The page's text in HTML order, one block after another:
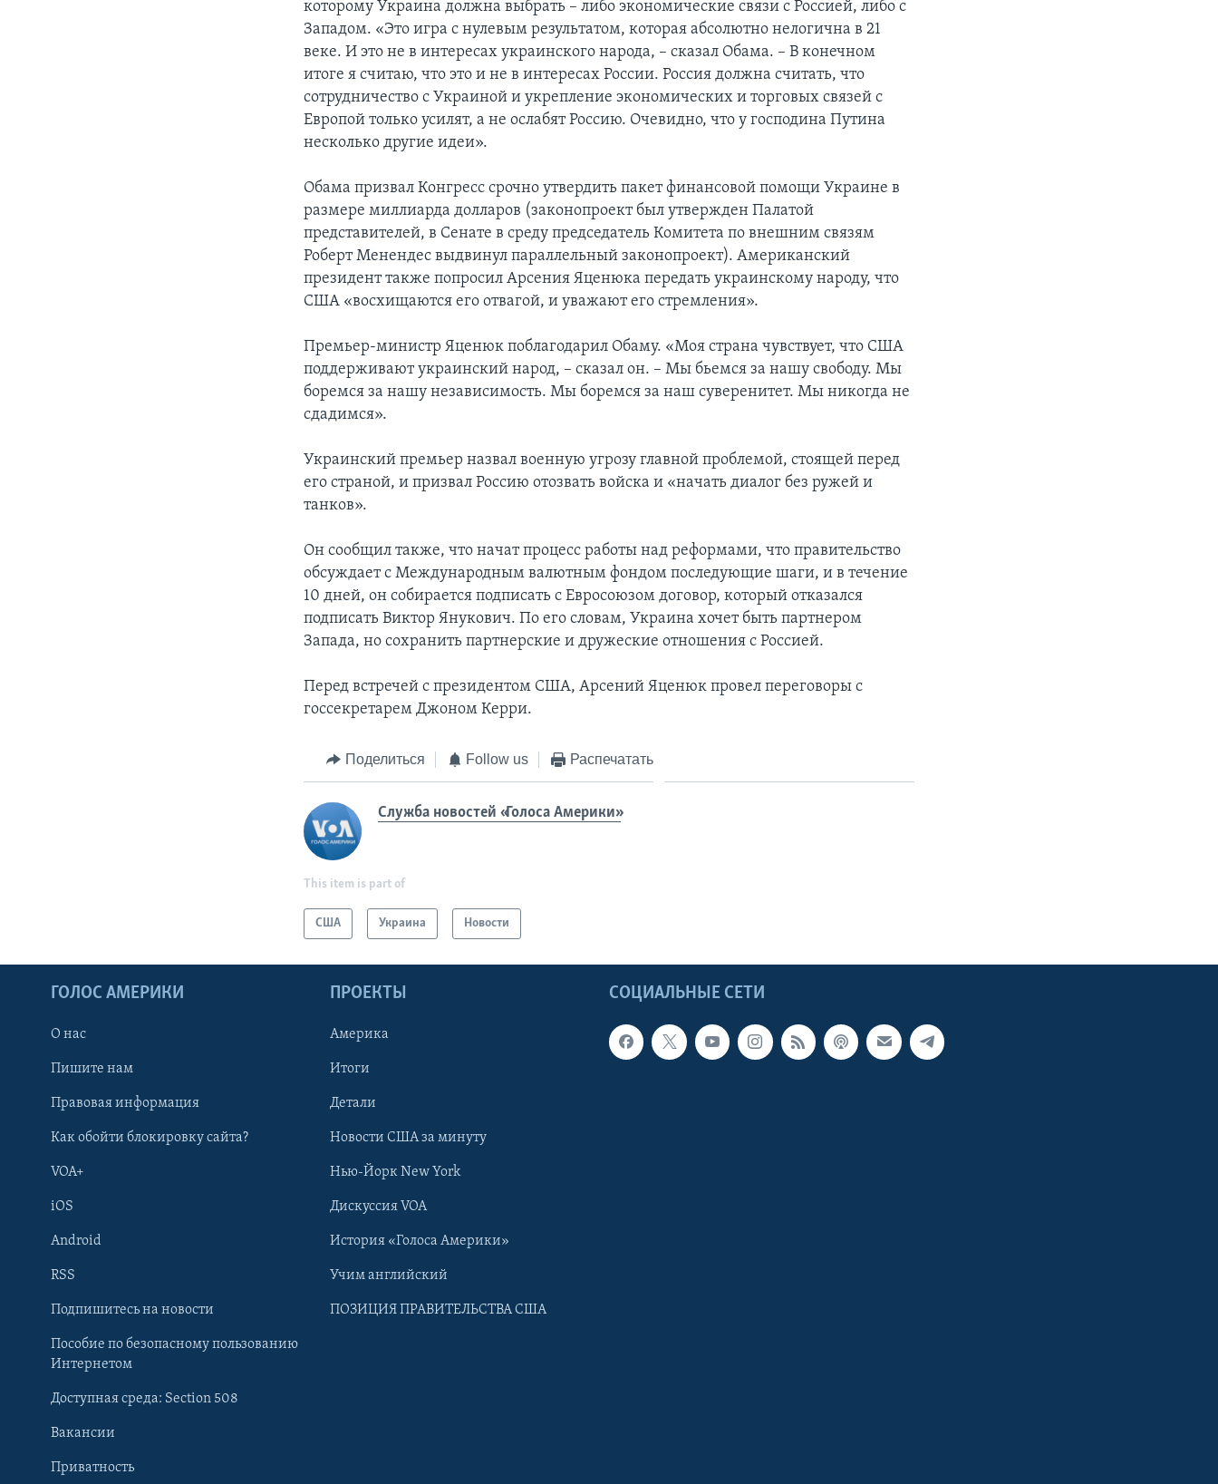
Learning English
Языки
которому Украина должна выбрать – либо экономические связи с Россией, либо с
Западом. «Это игра с нулевым результатом, которая абсолютно нелогична в 21
веке. И это не в интересах украинского народа, – сказал Обама. – В конечном
итоге я считаю, что это и не в интересах России. Россия должна считать, что
сотрудничество с Украиной и укрепление экономических и торговых связей с
Европой только усилят, а не ослабят Россию. Очевидно, что у господина Путина
несколько другие идеи».
Обама призвал Конгресс срочно утвердить пакет финансовой помощи Украине в
размере миллиарда долларов (законопроект был утвержден Палатой
представителей, в Сенате в среду председатель Комитета по внешним связям
Роберт Менендес выдвинул параллельный законопроект). Американский
президент также попросил Арсения Яценюка передать украинскому народу, что
США «восхищаются его отвагой, и уважают его стремления».
Премьер-министр Яценюк поблагодарил Обаму. «Моя страна чувствует, что США
поддерживают украинский народ, – сказал он. – Мы бьемся за нашу свободу. Мы
боремся за нашу независимость. Мы боремся за наш суверенитет. Мы никогда не
сдадимся».
Украинский премьер назвал военную угрозу главной проблемой, стоящей перед
его страной, и призвал Россию отозвать войска и «начать диалог без ружей и
танков».
Он сообщил также, что начат процесс работы над реформами, что правительство
обсуждает с Международным валютным фондом последующие шаги, и в течение
10 дней, он собирается подписать с Евросоюзом договор, который отказался
подписать Виктор Янукович. По его словам, Украина хочет быть партнером
Запада, но сохранить партнерские и дружеские отношения с Россией.
Перед встречей с президентом США, Арсений Яценюк провел переговоры с
госсекретарем Джоном Керри.
Поделиться Follow us Распечатать
Служба новостей «Голоса Америки»
This item is part of
США Украина Новости
СОЦИАЛЬНЫЕ СЕТИ
ГОЛОС АМЕРИКИ
О нас
Пишите нам
Правовая информация
Как обойти блокировку сайта?
VOA+
iOS
Android
RSS
Подпишитесь на новости
Пособие по безопасному пользованию
Интернетом
Доступная среда: Section 508
Вакансии
Приватность
ПРОЕКТЫ
Америка
Итоги
Детали
Новости США за минуту
Нью-Йорк New York
Дискуссия VOA
История «Голоса Америки»
Учим английский
ПОЗИЦИЯ ПРАВИТЕЛЬСТВА США